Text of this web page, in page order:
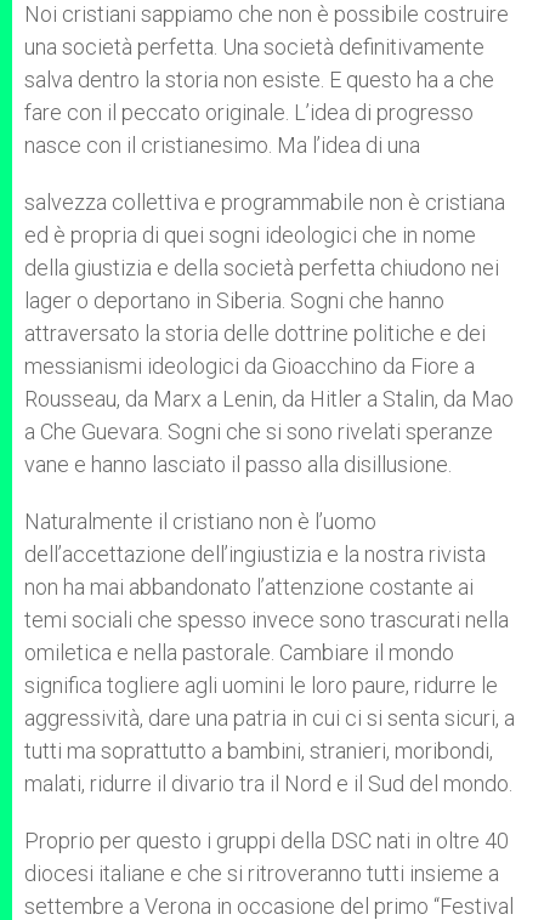
Noi cristiani sappiamo che non è possibile costruire
una società perfetta. Una società definitivamente
salva dentro la storia non esiste. E questo ha a che
fare con il peccato originale. L’idea di progresso
nasce con il cristianesimo. Ma l’idea di una
salvezza collettiva e programmabile non è cristiana
ed è propria di quei sogni ideologici che in nome
della giustizia e della società perfetta chiudono nei
lager o deportano in Siberia. Sogni che hanno
attraversato la storia delle dottrine politiche e dei
messianismi ideologici da Gioacchino da Fiore a
Rousseau, da Marx a Lenin, da Hitler a Stalin, da Mao
a Che Guevara. Sogni che si sono rivelati speranze
vane e hanno lasciato il passo alla disillusione.
Naturalmente il cristiano non è l’uomo
dell’accettazione dell’ingiustizia e la nostra rivista
non ha mai abbandonato l’attenzione costante ai
temi sociali che spesso invece sono trascurati nella
omiletica e nella pastorale. Cambiare il mondo
significa togliere agli uomini le loro paure, ridurre le
aggressività, dare una patria in cui ci si senta sicuri, a
tutti ma soprattutto a bambini, stranieri, moribondi,
malati, ridurre il divario tra il Nord e il Sud del mondo.
Proprio per questo i gruppi della DSC nati in oltre 40
diocesi italiane e che si ritroveranno tutti insieme a
settembre a Verona in occasione del primo “Festival